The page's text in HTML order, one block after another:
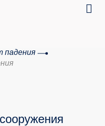
падения